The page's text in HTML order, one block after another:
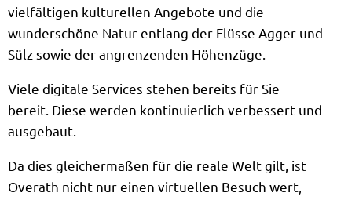
vielfältigen kulturellen Angebote und die
wunderschöne Natur entlang der Flüsse Agger und
Sülz sowie der angrenzenden Höhenzüge.
Viele digitale Services stehen bereits für Sie
bereit. Diese werden kontinuierlich verbessert und
ausgebaut.
Da dies gleichermaßen für die reale Welt gilt, ist
Overath nicht nur einen virtuellen Besuch wert,